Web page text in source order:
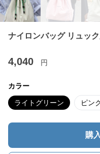
ナイロンバッグ リュッ
4,040 円
カラー
ライトグリーン ピン
購